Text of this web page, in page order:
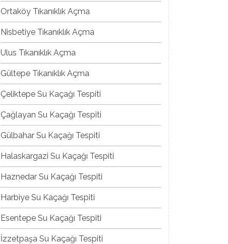
Ortaköy Tıkanıklık Açma
Nisbetiye Tıkanıklık Açma
Ulus Tıkanıklık Açma
Gültepe Tıkanıklık Açma
Çeliktepe Su Kaçağı Tespiti
Çağlayan Su Kaçağı Tespiti
Gülbahar Su Kaçağı Tespiti
Halaskargazi Su Kaçağı Tespiti
Haznedar Su Kaçağı Tespiti
Harbiye Su Kaçağı Tespiti
Esentepe Su Kaçağı Tespiti
İzzetpaşa Su Kaçağı Tespiti